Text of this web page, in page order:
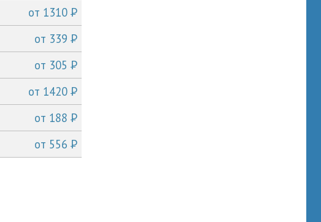
от 1310P
от 339P
от 305P
от 1420P
от 188P
от 556P